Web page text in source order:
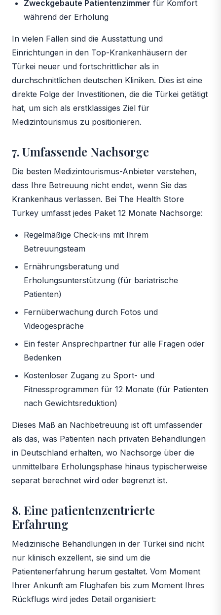
Zweckgebaute Patientenzimmer für Komfort
während der Erholung
In vielen Fällen sind die Ausstattung und
Einrichtungen in den Top-Krankenhäusern der
Türkei neuer und fortschrittlicher als in
durchschnittlichen deutschen Kliniken. Dies ist eine
direkte Folge der Investitionen, die die Türkei getätigt
hat, um sich als erstklassiges Ziel für
Medizintourismus zu positionieren.
7. Umfassende Nachsorge
Die besten Medizintourismus-Anbieter verstehen,
dass Ihre Betreuung nicht endet, wenn Sie das
Krankenhaus verlassen. Bei The Health Store
Turkey umfasst jedes Paket 12 Monate Nachsorge:
Regelmäßige Check-ins mit Ihrem
Betreuungsteam
Ernährungsberatung und
Erholungsunterstützung (für bariatrische
Patienten)
Fernüberwachung durch Fotos und
Videogespräche
Ein fester Ansprechpartner für alle Fragen oder
Bedenken
Kostenloser Zugang zu Sport- und
Fitnessprogrammen für 12 Monate (für Patienten
nach Gewichtsreduktion)
Dieses Maß an Nachbetreuung ist oft umfassender
als das, was Patienten nach privaten Behandlungen
in Deutschland erhalten, wo Nachsorge über die
unmittelbare Erholungsphase hinaus typischerweise
separat berechnet wird oder begrenzt ist.
8. Eine patientenzentrierte
Erfahrung
Medizinische Behandlungen in der Türkei sind nicht
nur klinisch exzellent, sie sind um die
Patientenerfahrung herum gestaltet. Vom Moment
Ihrer Ankunft am Flughafen bis zum Moment Ihres
Rückflugs wird jedes Detail organisiert: